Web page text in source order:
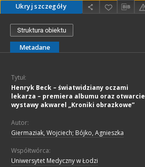
Ukryj szczegóły
Struktura obiektu
Metadane
Tytuł:
Henryk Beck – światwidziany oczami
lekarza – premiera albumu oraz otwarcie
wystawy akwarel „Kroniki obrazkowe”
Autor:
Giermaziak, Wojciech; Bójko, Agnieszka
Współtwórca:
Uniwersytet Medyczny w Łodzi